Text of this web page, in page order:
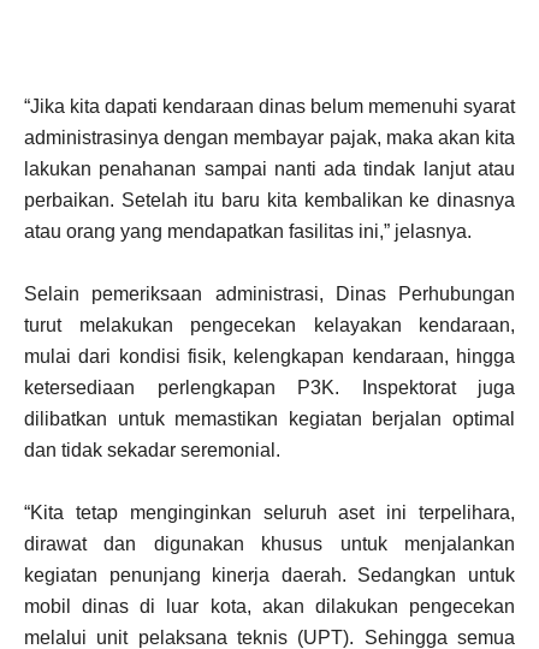
“Jika kita dapati kendaraan dinas belum memenuhi syarat
administrasinya dengan membayar pajak, maka akan kita
lakukan penahanan sampai nanti ada tindak lanjut atau
perbaikan. Setelah itu baru kita kembalikan ke dinasnya
atau orang yang mendapatkan fasilitas ini,” jelasnya.
Selain pemeriksaan administrasi, Dinas Perhubungan
turut melakukan pengecekan kelayakan kendaraan,
mulai dari kondisi fisik, kelengkapan kendaraan, hingga
ketersediaan perlengkapan P3K. Inspektorat juga
dilibatkan untuk memastikan kegiatan berjalan optimal
dan tidak sekadar seremonial.
“Kita tetap menginginkan seluruh aset ini terpelihara,
dirawat dan digunakan khusus untuk menjalankan
kegiatan penunjang kinerja daerah. Sedangkan untuk
mobil dinas di luar kota, akan dilakukan pengecekan
melalui unit pelaksana teknis (UPT). Sehingga semua